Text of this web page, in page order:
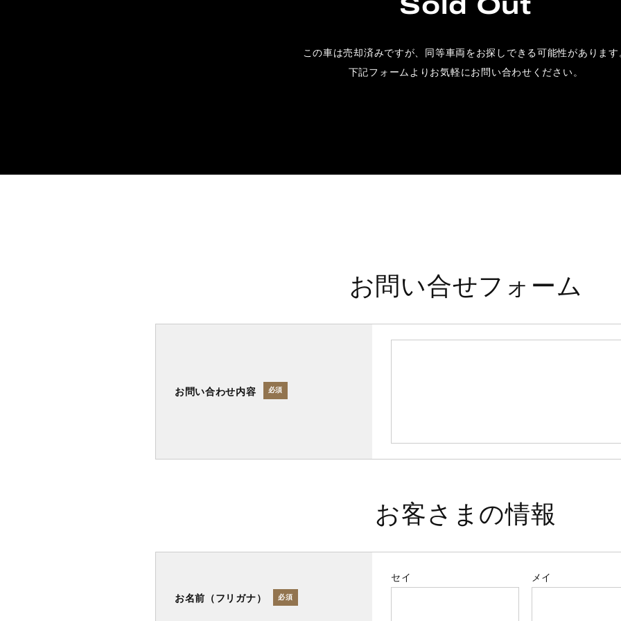
この車は売却済みですが、 同等車両をお探しできる可能性があります
下記フォームよりお気軽にお問い合わせください。
お問い合せフォーム
お問い合わせ内容 必須
お客さまの情報
お名前（フリガナ） 必須
セイ メイ